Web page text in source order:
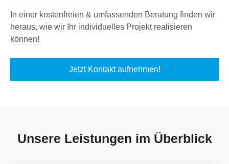
In einer kostenfreien & umfassenden Beratung finden wir
heraus, wie wir Ihr individuelles Projekt realisieren
können!
Jetzt Kontakt aufnehmen!
Unsere Leistungen im Überblick